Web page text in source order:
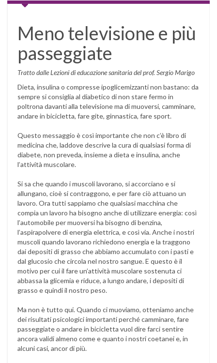
Meno televisione e più
passeggiate
Tratto dalle Lezioni di educazione sanitaria del prof. Sergio Marigo
Dieta, insulina o compresse ipoglicemizzanti non bastano: da
sempre si consiglia al diabetico di non stare fermo in
poltrona davanti alla televisione ma di muoversi, camminare,
andare in bicicletta, fare gite, ginnastica, fare sport.
Questo messaggio è così importante che non c’è libro di
medicina che, laddove descrive la cura di qualsiasi forma di
diabete, non preveda, insieme a dieta e insulina, anche
l’attività muscolare.
Si sa che quando i muscoli lavorano, si accorciano e si
allungano, cioè si contraggono, e per fare ciò attuano un
lavoro. Ora tutti sappiamo che qualsiasi macchina che
compia un lavoro ha bisogno anche di utilizzare energia: così
l’automobile per muoversi ha bisogno di benzina,
l’aspirapolvere di energia elettrica, e così via. Anche i nostri
muscoli quando lavorano richiedono energia e la traggono
dai depositi di grasso che abbiamo accumulato con i pasti e
dal glucosio che circola nel nostro sangue. E questo è il
motivo per cui il fare un’attività muscolare sostenuta ci
abbassa la glicemia e riduce, a lungo andare, i depositi di
grasso e quindi il nostro peso.
Ma non è tutto qui. Quando ci muoviamo, otteniamo anche
dei risultati psicologici importanti perché camminare, fare
passeggiate o andare in bicicletta vuol dire farci sentire
ancora validi almeno come e quanto i nostri coetanei e, in
alcuni casi, ancor di più.